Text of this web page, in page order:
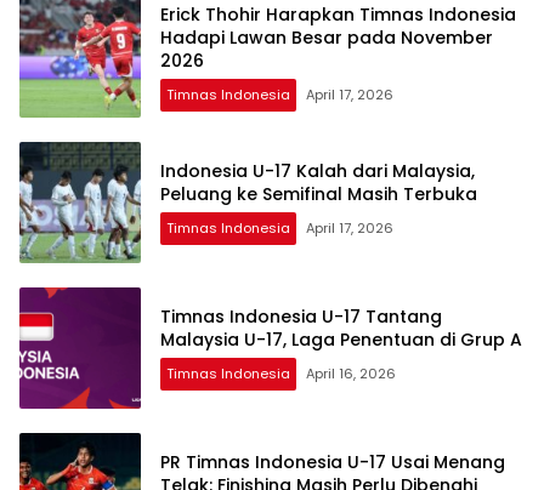
Erick Thohir Harapkan Timnas Indonesia
Hadapi Lawan Besar pada November
2026
Timnas Indonesia April 17, 2026
Indonesia U-17 Kalah dari Malaysia,
Peluang ke Semifinal Masih Terbuka
Timnas Indonesia April 17, 2026
Timnas Indonesia U-17 Tantang
Malaysia U-17, Laga Penentuan di Grup A
Timnas Indonesia April 16, 2026
PR Timnas Indonesia U-17 Usai Menang